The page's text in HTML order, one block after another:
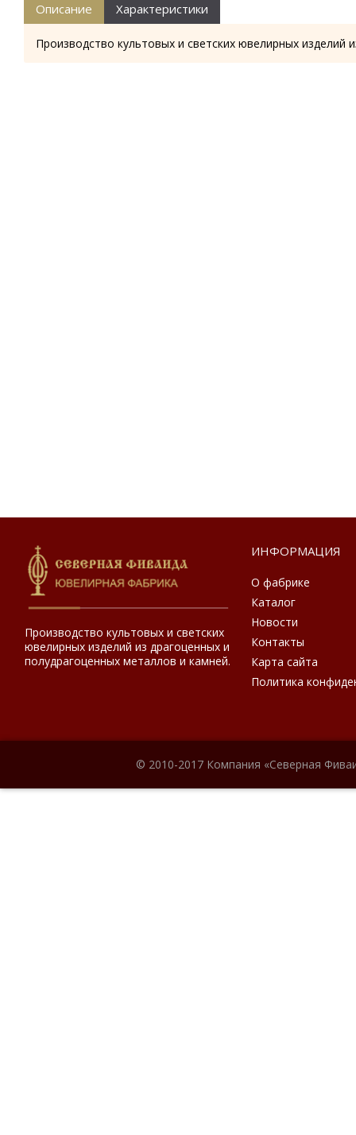
Описание Характеристики
Производство культовых и светских ювелирных изделий
Производство культовых и светских
ювелирных изделий из драгоценных и
полудрагоценных металлов и камней.
ИНФОРМАЦИЯ
О фабрике
Каталог
Новости
Контакты
Карта сайта
Политика
© 2010-2017 Компания «Северная